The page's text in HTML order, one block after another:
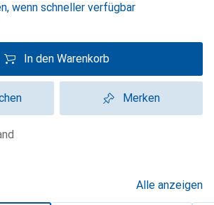
wenn schneller verfügbar
In den Warenkorb
Merken
Alle anzeigen